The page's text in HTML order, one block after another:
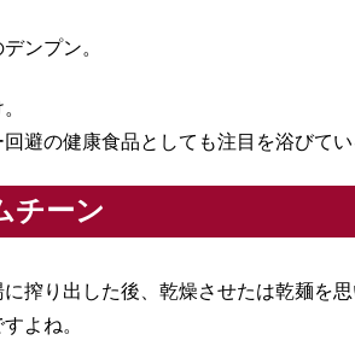
ンプン。
避の健康食品としても注目を浴びてい
チーン
搾り出した後、乾燥させたは乾麺を
よね。